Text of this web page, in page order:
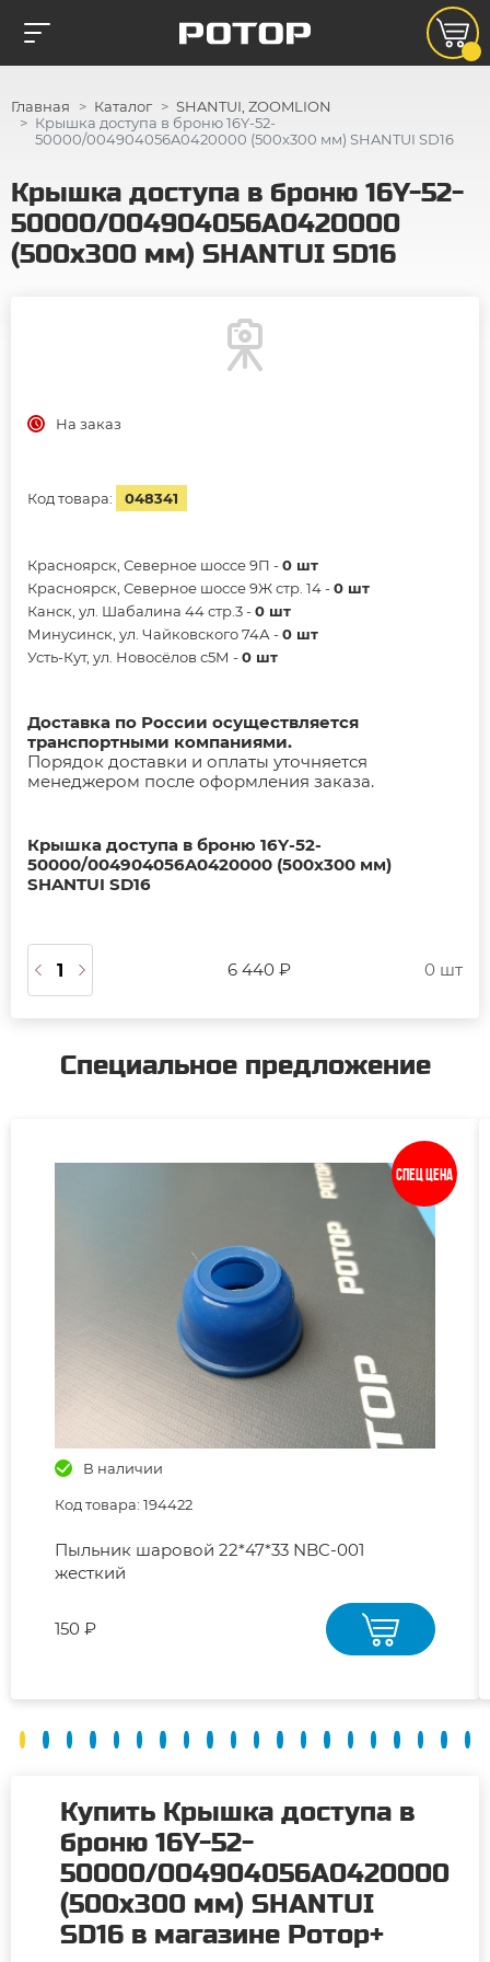
Главная Каталог
SHANTUI, ZOOMLION
Крышка доступа в броню 16Y-52-
50000/004904056A0420000 (500х300 мм) SHANTUI SD16
Крышка доступа в броню 16Y-52-
50000/004904056A0420000
(500х300 мм) SHANTUI SD16
На заказ
Код товара: 048341
Красноярск, Северное шоссе 9П -0 шт
Красноярск, Северное шоссе 9Ж стр. 14 -0 шт
Канск, ул. Шабалина 44 стр.3 -0 шт
Минусинск, ул. Чайковского 74А -0 шт
Усть-Кут, ул. Новосёлов с5М -0 шт
Доставка по России осуществляется
транспортными компаниями.
Порядок доставки и оплаты уточняется
менеджером после оформления заказа.
Крышка доступа в броню 16Y-52-
50000/004904056A0420000 (500х300 мм)
SHANTUI SD16
6 440 ₽ 0 шт
Специальное предложение
Спец цена
В наличии
Код товара: 194422
Пыльник шаровой 22*47*33 NBC-001
жесткий
150 ₽
Купить Крышка доступа в
броню 16Y-52-
50000/004904056A0420000
(500х300 мм) SHANTUI
SD16 в магазине Ротор+